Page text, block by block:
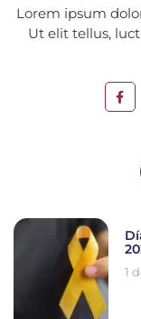
Lorem ipsum
Ut elit tellus,
1